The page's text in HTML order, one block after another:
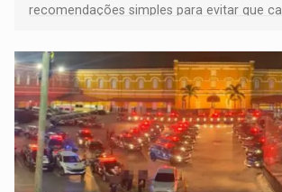
recomendações simples para evitar que